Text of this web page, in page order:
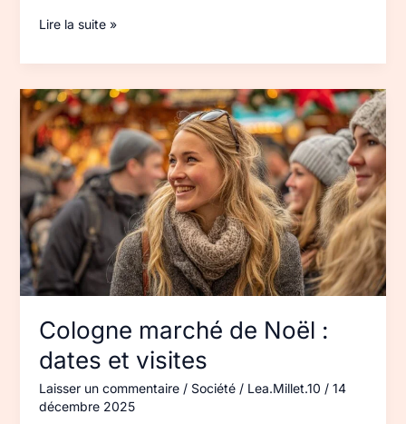
Lire la suite »
Cologne marché de Noël :
dates et visites
Laisser un commentaire / Société/ Lea.Millet.10 / 14
décembre 2025
Cologne
marché
de
Noël :
dates
et
visites